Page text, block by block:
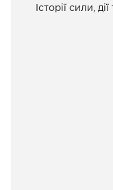
Історії сили,